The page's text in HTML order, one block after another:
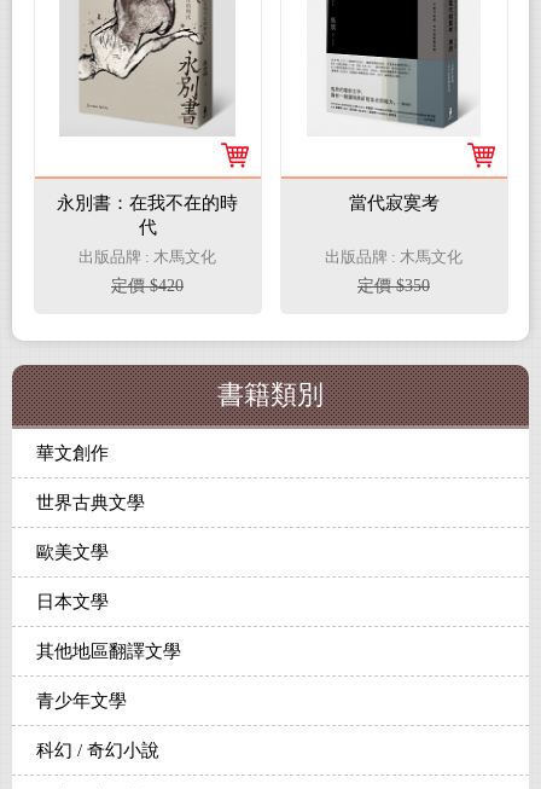
永別書：在我不在的時
代
出版品牌 : 木馬文化
定價 $420
當代寂寞考
出版品牌 : 木馬文化
定價 $350
書籍類別
華文創作
世界古典文學
歐美文學
日本文學
其他地區翻譯文學
青少年文學
科幻 / 奇幻小說